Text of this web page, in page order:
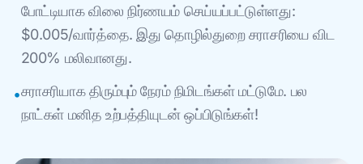
போட்டியாக விலை நிர்ணயம் செய்யப்பட்டுள்ளது:
$0.005/வார்த்தை. இது தொழில்துறை சராசரியை விட
200% மலிவானது.
•சராசரியாக திரும்பும் நேரம் நிமிடங்கள் மட்டுமே. பல
நாட்கள் மனித உற்பத்தியுடன் ஒப்பிடுங்கள்!